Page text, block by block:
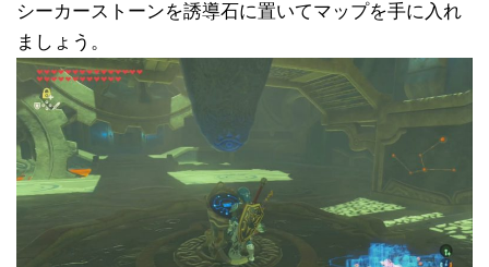
シーカーストーンを誘導石に置いてマップを手に入れ
ましょう。